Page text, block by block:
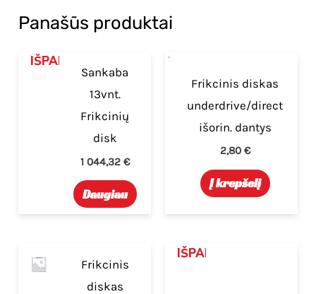
Panašūs produktai
IŠPARDUOTA
Sankaba
13vnt.
Frikcinių
disk
1 044,32 €
Daugiau
Frikcinis diskas
underdrive/direct
išorin. dantys
2,80 €
Į krepšelį
Frikcinis
diskas
IŠPARDUOTA